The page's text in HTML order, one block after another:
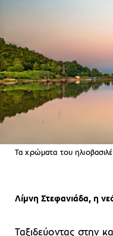
Τα χρώματα του
Λίμνη Στεφανιάδα, η
Ταξιδεύοντας στην